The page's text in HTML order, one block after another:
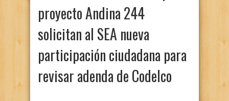
proyecto Andina 244
solicitan al SEA nueva
participación ciudadana para
revisar adenda de Codelco